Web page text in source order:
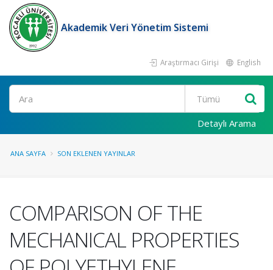
Akademik Veri Yönetim Sistemi
Araştırmacı Girişi English
Ara
Detaylı Arama
ANA SAYFA SON EKLENEN YAYINLAR
COMPARISON OF THE
MECHANICAL PROPERTIES